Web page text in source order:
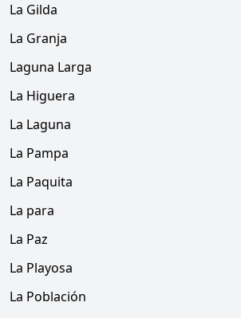
La Gilda
La Granja
Laguna Larga
La Higuera
La Laguna
La Pampa
La Paquita
La para
La Paz
La Playosa
La Población